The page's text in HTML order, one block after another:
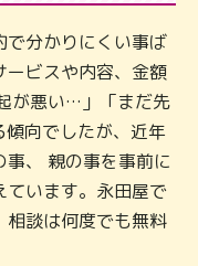
で分かりにくい事ば
ービスや内容、金額
が悪い…」「まだ先
向でしたが、近年
、 親の事を事前に
ています。永田屋で
相談は何度でも無料